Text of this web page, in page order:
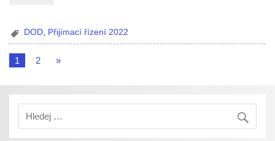
DOD, Přijímací řízení 2022
1 2 »